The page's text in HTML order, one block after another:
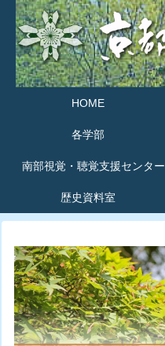
HOME
各学部
南部視覚・聴覚支援センター
歴史資料室